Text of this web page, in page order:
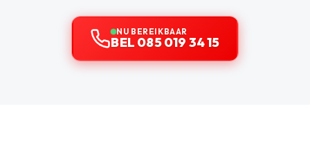
NU BEREIKBAAR
BEL 085 019 34 15